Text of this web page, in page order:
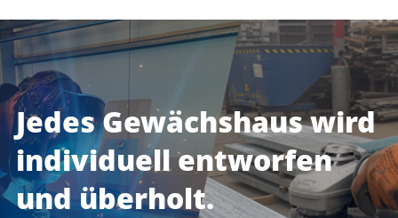
Jedes Gewächshaus wird
individuell entworfen
und überholt.